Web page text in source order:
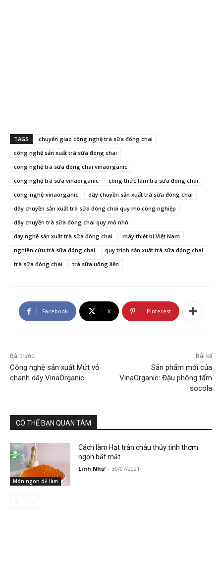
TAGS
chuyển giao công nghệ trà sữa đóng chai
công nghệ sản xuất trà sữa đóng chai
công nghệ trà sữa đóng chai vinaorganic
công nghệ trà sữa vinaorganic
công thức làm trà sữa đóng chai
công-nghệ-vinaorganic
dây chuyền sản xuất trà sữa đóng chai
dây chuyền sản xuất trà sữa đóng chai quy mô công nghiệp
dây chuyền trà sữa đóng chai quy mô nhỏ
dạy nghề sản xuất trà sữa đóng chai
máy thiết bị Việt Nam
nghiên cứu trà sữa đóng chai
quy trình sản xuất trà sữa đóng chai
trà sữa đóng chai
trà sữa uống liền
Facebook X Pinterest
Bài trước
Công nghệ sản xuất Mứt vỏ
chanh dây VinaOrganic
Bài kế
Sản phẩm mới của
VinaOrganic: Đậu phộng tẩm
socola
CÓ THỂ BẠN QUAN TÂM
Món ngon dễ làm
Cách làm Hạt trân châu thủy tinh thơm
ngon bắt mắt
Linh Như - 30/07/2021